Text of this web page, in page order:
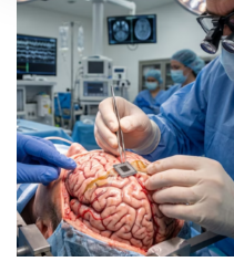
View
Larger
Image